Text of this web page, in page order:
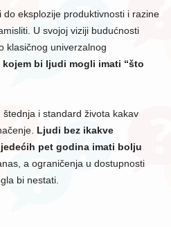
eksplozije produktivnosti i razine
U svojoj viziji budućnosti
klasičnog univerzalnog
bi ljudi mogli imati “što
i standard života kakav
Ljudi bez ikakve
pet godina imati bolju
a ograničenja u dostupnosti
bi nestati.